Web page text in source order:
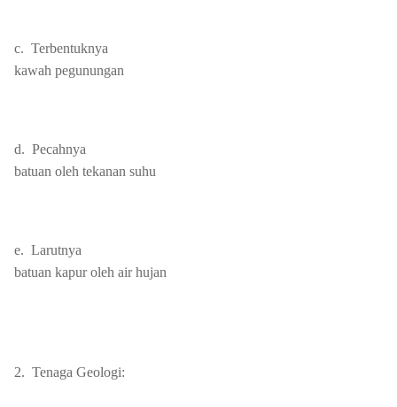
c. Terbentuknya
kawah pegunungan
d. Pecahnya
batuan oleh tekanan suhu
e. Larutnya
batuan kapur oleh air hujan
2. Tenaga Geologi: